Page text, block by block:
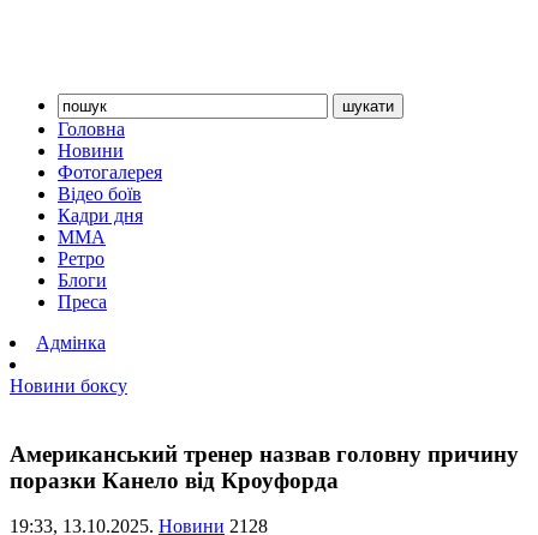
Головна
Новини
Фотогалерея
Відео боїв
Кадри дня
ММА
Ретро
Блоги
Преса
Адмінка
Новини боксу
Американський тренер назвав головну причину
поразки Канело від Кроуфорда
19:33, 13.10.2025. Новини 2128